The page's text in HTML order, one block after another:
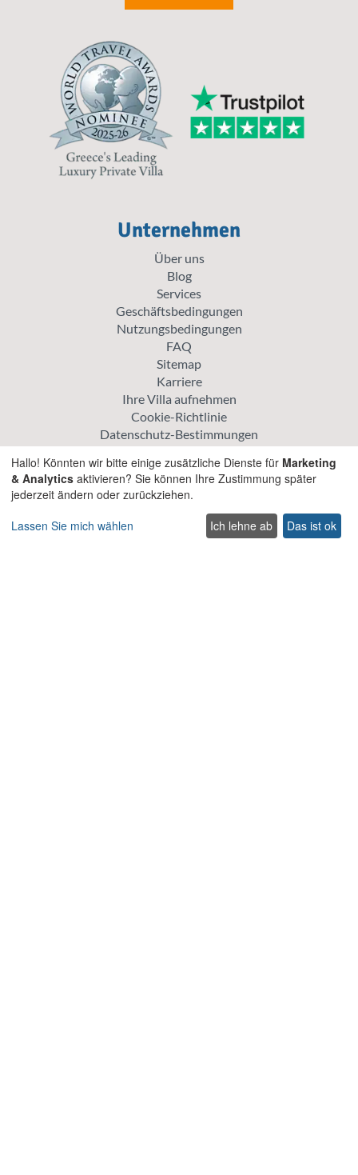
Unternehmen
Über uns
Blog
Services
Geschäftsbedingungen
Nutzungsbedingungen
FAQ
Sitemap
Karriere
Ihre Villa aufnehmen
Cookie-Richtlinie
Datenschutz-Bestimmungen
Erkunden
Aktionspreis Villen
Traditionelle Villen
Haustierfreundliche villen auf Kreta
Hallo! Könnten wir bitte einige zusätzliche Dienste für Marketing
& Analytics aktivieren? Sie können Ihre Zustimmung später
jederzeit ändern oder zurückziehen.
Lassen Sie mich wählen
Ich lehne ab Das ist ok